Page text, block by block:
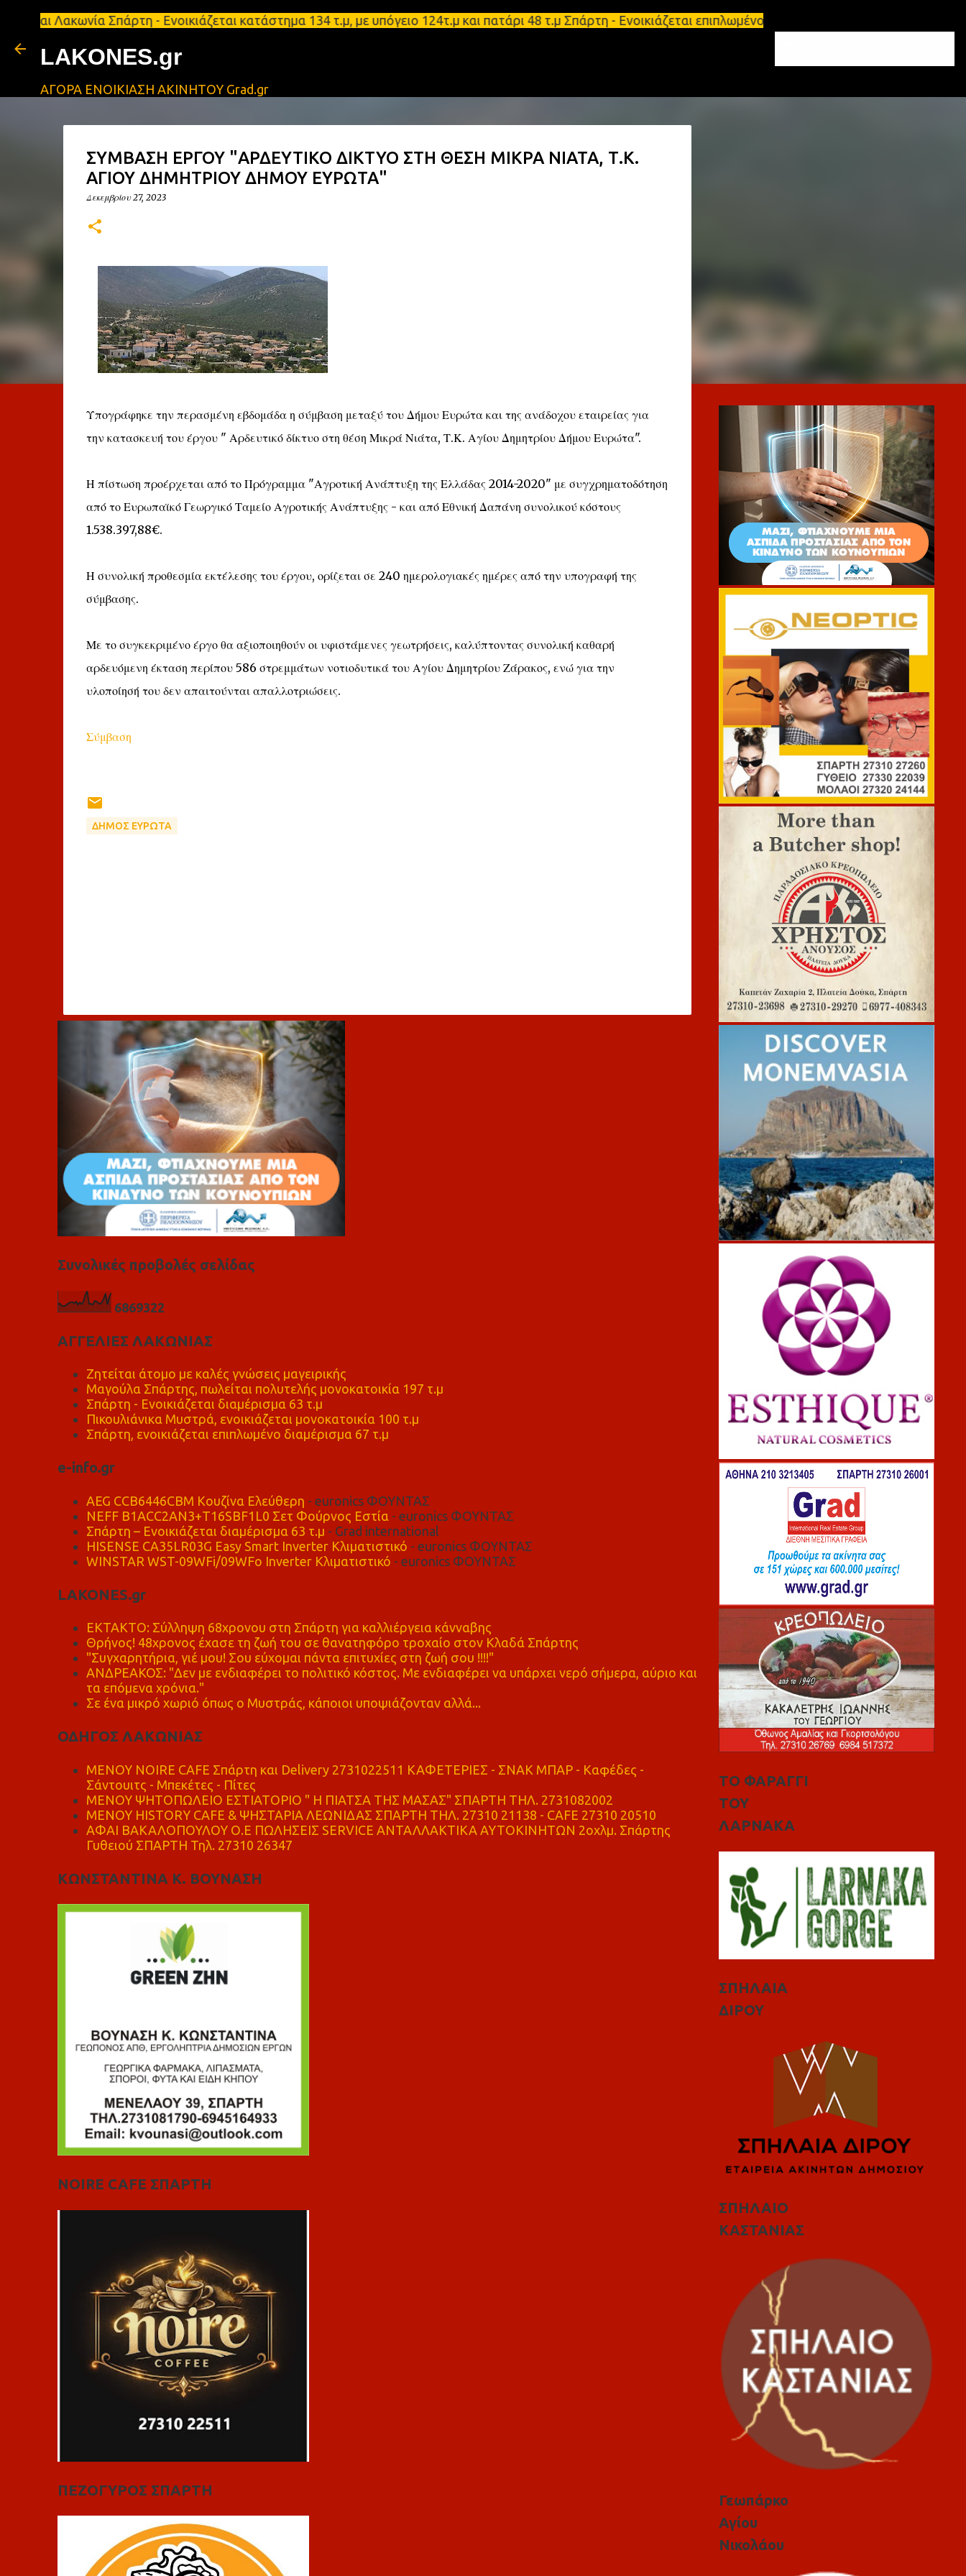
Μετάβαση στο κύριο περιεχόμενο
Σπάρτη - Ενοικιάζεται κατάστημα 134 τ.μ, με υπόγειο 124τ.μ και πατάρι 48 τ.μ Σπάρτη - Ενοικιάζεται επιπλωμένο διαμέρισμα 65τ.μ Σπάρτη
LAKONES.gr
ΑΓΟΡΑ ΕΝΟΙΚΙΑΣΗ ΑΚΙΝΗΤΟΥ Grad.gr
ΣΥΜΒΑΣΗ ΕΡΓΟΥ "ΑΡΔΕΥΤΙΚΟ ΔΙΚΤΥΟ ΣΤΗ ΘΕΣΗ ΜΙΚΡΑ ΝΙΑΤΑ, Τ.Κ.
ΑΓΙΟΥ ΔΗΜΗΤΡΙΟΥ ΔΗΜΟΥ ΕΥΡΩΤΑ"
Δεκεμβρίου 27, 2023
Υπογράφηκε την περασμένη εβδομάδα η σύμβαση μεταξύ του Δήμου Ευρώτα και της ανάδοχου εταιρείας για
την κατασκευή του έργου " Αρδευτικό δίκτυο στη θέση Μικρά Νιάτα, Τ.Κ. Αγίου Δημητρίου Δήμου Ευρώτα".
Η πίστωση προέρχεται από το Πρόγραμμα "Αγροτική Ανάπτυξη της Ελλάδας 2014-2020" με συγχρηματοδότηση
από το Ευρωπαϊκό Γεωργικό Ταμείο Αγροτικής Ανάπτυξης - και από Εθνική Δαπάνη συνολικού κόστους
1.538.397,88€.
Η συνολική προθεσμία εκτέλεσης του έργου, ορίζεται σε 240 ημερολογιακές ημέρες από την υπογραφή της
σύμβασης.
Με το συγκεκριμένο έργο θα αξιοποιηθούν οι υφιστάμενες γεωτρήσεις, καλύπτοντας συνολική καθαρή
αρδευόμενη έκταση περίπου 586 στρεμμάτων νοτιοδυτικά του Αγίου Δημητρίου Ζάρακος, ενώ για την
υλοποίησή του δεν απαιτούνται απαλλοτριώσεις.
Σύμβαση
ΔΗΜΟΣ ΕΥΡΩΤΑ
λ
Συνολικές προβολές σελίδας
6869322
ΑΓΓΕΛΙΕΣ ΛΑΚΩΝΙΑΣ
Ζητείται άτομο με καλές γνώσεις μαγειρικής
Μαγούλα Σπάρτης, πωλείται πολυτελής μονοκατοικία 197 τ.μ
Σπάρτη - Ενοικιάζεται διαμέρισμα 63 τ.μ
Πικουλιάνικα Μυστρά, ενοικιάζεται μονοκατοικία 100 τ.μ
Σπάρτη, ενοικιάζεται επιπλωμένο διαμέρισμα 67 τ.μ
e-info.gr
AEG CCB6446CBM Κουζίνα Ελεύθερη - euronics ΦΟΥΝΤΑΣ
NEFF B1ACC2AN3+T16SBF1L0 Σετ Φούρνος Εστία - euronics ΦΟΥΝΤΑΣ
Σπάρτη – Ενοικιάζεται διαμέρισμα 63 τ.μ - Grad international
HISENSE CA35LR03G Easy Smart Inverter Κλιματιστικό - euronics ΦΟΥΝΤΑΣ
WINSTAR WST-09WFi/09WFo Inverter Κλιματιστικό - euronics ΦΟΥΝΤΑΣ
LAKONES.gr
ΕΚΤΑΚΤΟ: Σύλληψη 68χρονου στη Σπάρτη για καλλιέργεια κάνναβης
Θρήνος! 48χρονος έχασε τη ζωή του σε θανατηφόρο τροχαίο στον Κλαδά Σπάρτης
"Συγχαρητήρια, γιέ μου! Σου εύχομαι πάντα επιτυχίες στη ζωή σου !!!!"
ΑΝΔΡΕΑΚΟΣ: "Δεν με ενδιαφέρει το πολιτικό κόστος. Με ενδιαφέρει να υπάρχει νερό σήμερα, αύριο και
τα επόμενα χρόνια."
Σε ένα μικρό χωριό όπως ο Μυστράς, κάποιοι υποψιάζονταν αλλά...
ΟΔΗΓΟΣ ΛΑΚΩΝΙΑΣ
MENOY NOIRE CAFE Σπάρτη και Delivery 2731022511 ΚΑΦΕΤΕΡΙΕΣ - ΣΝΑΚ ΜΠΑΡ - Καφέδες -
Σάντουιτς - Μπεκέτες - Πίτες
ΜΕΝΟΥ ΨΗΤΟΠΩΛΕΙΟ ΕΣΤΙΑΤΟΡΙΟ " Η ΠΙΑΤΣΑ ΤΗΣ ΜΑΣΑΣ" ΣΠΑΡΤΗ ΤΗΛ. 2731082002
ΜΕΝΟΥ HISTORY CAFE & ΨΗΣΤΑΡΙΑ ΛΕΩΝΙΔΑΣ ΣΠΑΡΤΗ ΤΗΛ. 27310 21138 - CAFE 27310 20510
ΑΦΑΙ ΒΑΚΑΛΟΠΟΥΛΟΥ Ο.Ε ΠΩΛΗΣΕΙΣ SERVICE ΑΝΤΑΛΛΑΚΤΙΚΑ ΑΥΤΟΚΙΝΗΤΩΝ 2οχλμ. Σπάρτης
Γυθειού ΣΠΑΡΤΗ Τηλ. 27310 26347
ΚΩΝΣΤΑΝΤΙΝΑ Κ. ΒΟΥΝΑΣΗ
NOIRE CAFE ΣΠΑΡΤΗ
ΠΕΖΟΓΥΡΟΣ ΣΠΑΡΤΗ
ΤΟ ΦΑΡΑΓΓΙ
ΤΟΥ
ΛΑΡΝΑΚΑ
ΣΠΗΛΑΙΑ
ΔΙΡΟΥ
ΣΠΗΛΑΙΟ
ΚΑΣΤΑΝΙΑΣ
Γεωπάρκο
Αγίου
Νικολάου